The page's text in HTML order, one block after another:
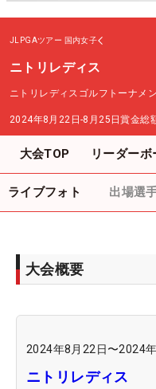
JLPGAツアー 国内女子
ニトリレディス
ニトリレディスゴルフトーナメ
2024年8月22日-8月25日賞金総
大会TOP リーダーボ
ライブフォト 出場選
大会概要
2024年8月22日〜2024
ニトリレディス